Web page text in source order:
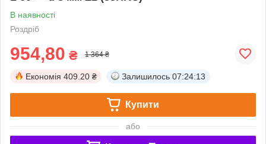
В наявності
Роздріб
954,80 ₴ 1 364 ₴
Економія 409.20 ₴ Залишилось 07:24:12
Купити
або